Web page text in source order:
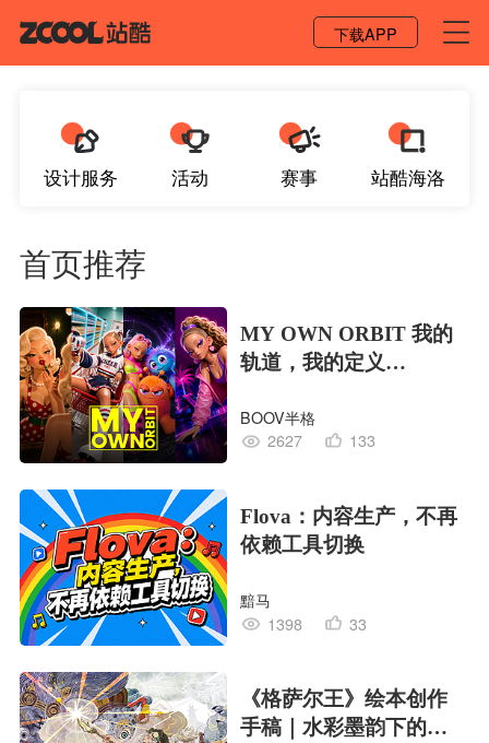
下载APP
设计服务 活动 赛事 站酷海洛
首页推荐
MY OWN ORBIT 我的
轨道，我的定义
对
BOOV半格
2627
133
Flova：内容生产，不再
依赖工具切换
黯马
1398
33
《格萨尔王》绘本创作
手稿｜水彩墨韵下的史